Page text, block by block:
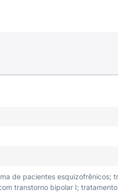
de pacientes esquizofrênicos;
transtorno bipolar I;